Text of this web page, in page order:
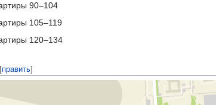
90–104
105–119
120–134
[править]